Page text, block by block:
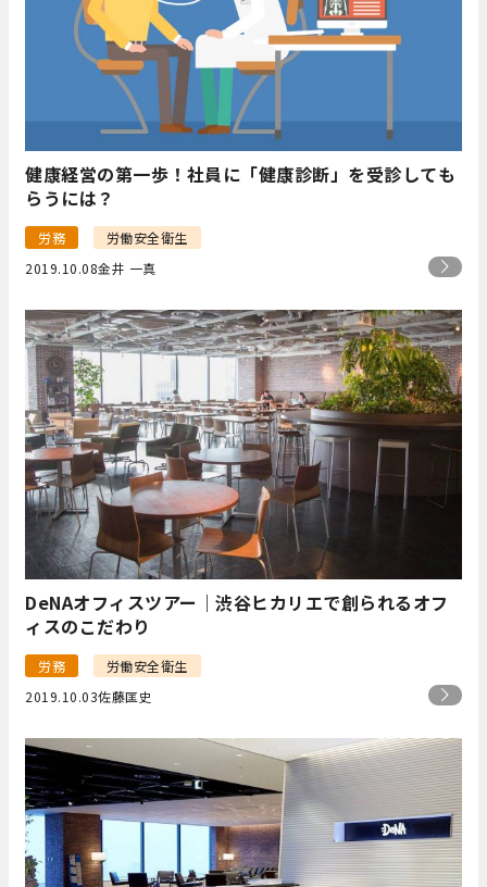
健康経営の第一歩！社員に「健康診断」を受診しても
らうには？
労務
労働安全衛生
2019.10.08金井 一真
DeNAオフィスツアー｜渋谷ヒカリエで創られるオフ
ィスのこだわり
労務
労働安全衛生
2019.10.03佐藤匡史